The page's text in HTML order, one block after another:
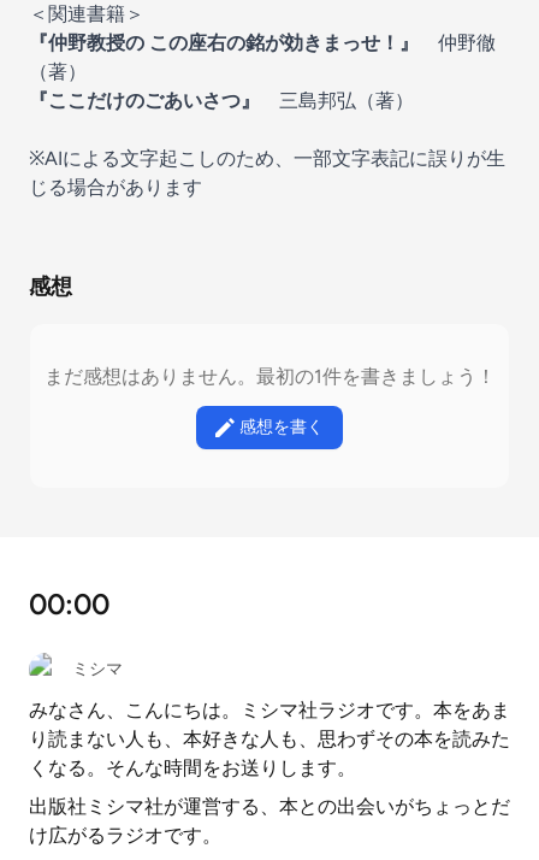
＜関連書籍＞
『仲野教授の この座右の銘が効きまっせ！』
仲野徹
（著）
『ここだけのごあいさつ』
三島邦弘（著）
※AIによる文字起こしのため、一部文字表記に誤りが生
じる場合があります
感想
まだ感想はありません。最初の1件を書きましょう！
感想を書く
00:00
ミシマ
みなさん、こんにちは。ミシマ社ラジオです。本をあま
り読まない人も、本好きな人も、思わずその本を読みた
くなる。そんな時間をお送りします。
出版社ミシマ社が運営する、本との出会いがちょっとだ
け広がるラジオです。